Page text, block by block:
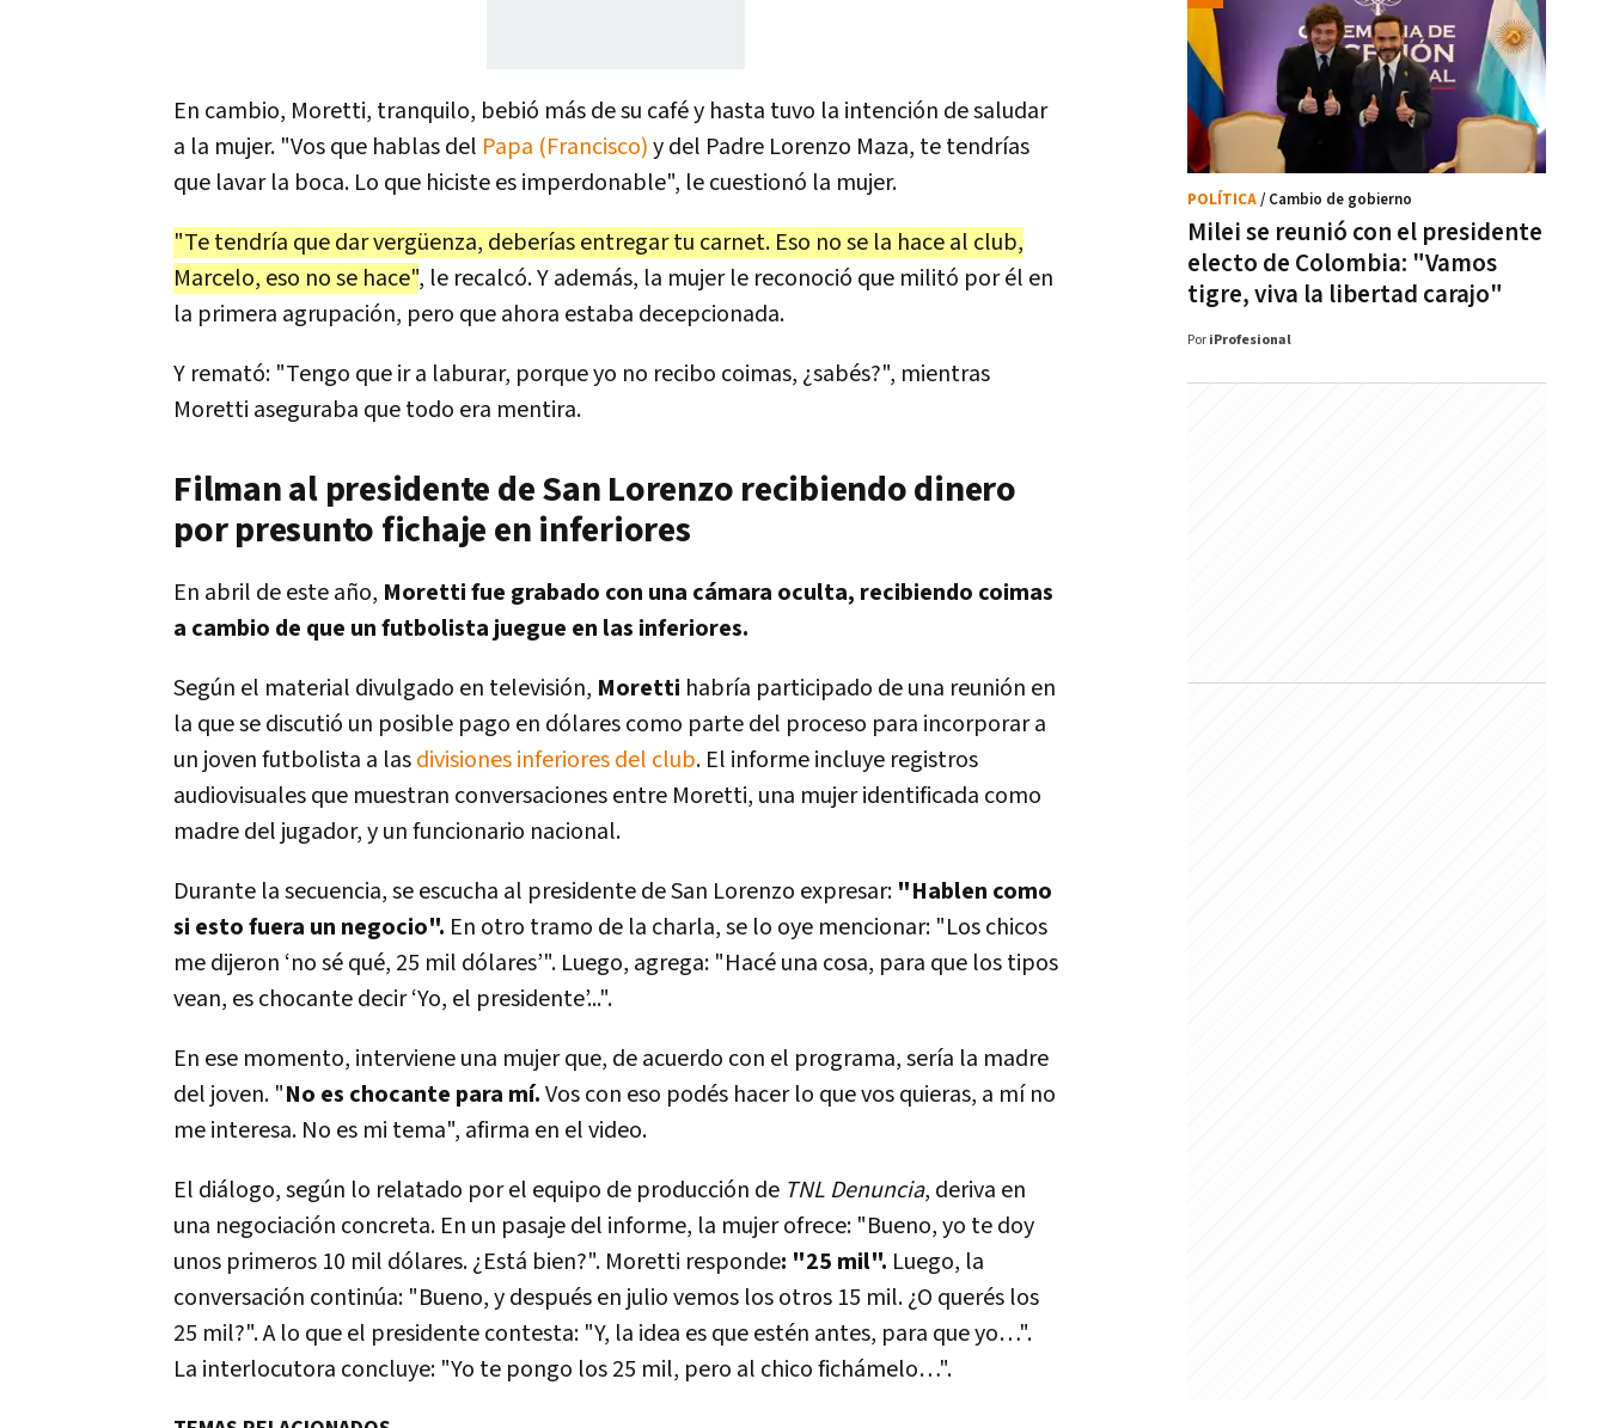
En cambio, Moretti, tranquilo, bebió más de su café y hasta tuvo la intención de saludar
a la mujer. "Vos que hablas del Papa (Francisco)y del Padre Lorenzo Maza, te tendrías
que lavar la boca. Lo que hiciste es imperdonable", le cuestionó la mujer.
"Te tendría que dar vergüenza, deberías entregar tu carnet. Eso no se la hace al club,
Marcelo, eso no se hace", le recalcó. Y además, la mujer le reconoció que militó por él en
la primera agrupación, pero que ahora estaba decepcionada.
Y remató: "Tengo que ir a laburar, porque yo no recibo coimas, ¿sabés?", mientras
Moretti aseguraba que todo era mentira.
Filman al presidente de San Lorenzo recibiendo dinero
por presunto fichaje en inferiores
En abril de este año, Moretti fue grabado con una cámara oculta, recibiendo coimas
a cambio de que un futbolista juegue en las inferiores.
Según el material divulgado en televisión, Moretti habría participado de una reunión en
la que se discutió un posible pago en dólares como parte del proceso para incorporar a
un joven futbolista a lasdivisiones inferiores del club. El informe incluye registros
audiovisuales que muestran conversaciones entre Moretti, una mujer identificada como
madre del jugador, y un funcionario nacional.
Durante la secuencia, se escucha al presidente de San Lorenzo expresar: "Hablen como
si esto fuera un negocio". En otro tramo de la charla, se lo oye mencionar: "Los chicos
me dijeron ‘no sé qué, 25 mil dólares’". Luego, agrega: "Hacé una cosa, para que los tipos
vean, es chocante decir ‘Yo, el presidente’...".
En ese momento, interviene una mujer que, de acuerdo con el programa, sería la madre
del joven. "No es chocante para mí.Vos con eso podés hacer lo que vos quieras, a mí no
me interesa. No es mi tema", afirma en el video.
El diálogo, según lo relatado por el equipo de producción de TNL Denuncia, deriva en
una negociación concreta. En un pasaje del informe, la mujer ofrece: "Bueno, yo te doy
unos primeros 10 mil dólares. ¿Está bien?". Moretti responde: "25 mil". Luego, la
conversación continúa: "Bueno, y después en julio vemos los otros 15 mil. ¿O querés los
25 mil?". A lo que el presidente contesta: "Y, la idea es que estén antes, para que yo…".
La interlocutora concluye: "Yo te pongo los 25 mil, pero al chico fichámelo…".
Milei se reunió con el presidente
electo de Colombia: "Vamos
tigre, viva la libertad carajo"
POLÍTICA/ Cambio de gobierno
Por iProfesional